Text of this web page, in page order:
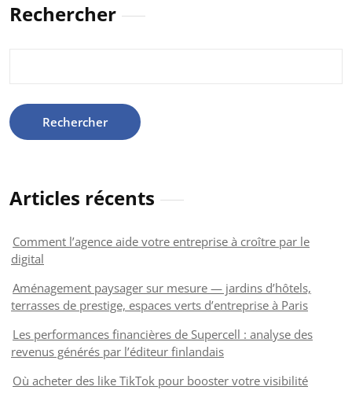
Rechercher
Articles récents
Comment l’agence aide votre entreprise à croître par le
digital
Aménagement paysager sur mesure — jardins d’hôtels,
terrasses de prestige, espaces verts d’entreprise à Paris
Les performances financières de Supercell : analyse des
revenus générés par l’éditeur finlandais
Où acheter des like TikTok pour booster votre visibilité